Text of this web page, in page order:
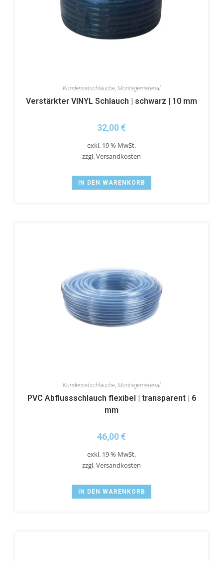
Kondensatschläuche, Montagematerial
Verstärkter VINYL Schlauch | schwarz | 10 mm
32,00€
exkl. 19 % MwSt.
zzgl.Versandkosten
IN DEN WARENKORB
Kondensatschläuche, Montagematerial
PVC Abflussschlauch flexibel | transparent | 6
mm
46,00€
exkl. 19 % MwSt.
zzgl.Versandkosten
IN DEN WARENKORB